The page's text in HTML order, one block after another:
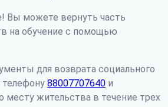
Вы можете вернуть часть
на обучение с помощью
для возврата социального
88007707640 и
месту жительства в течение трех